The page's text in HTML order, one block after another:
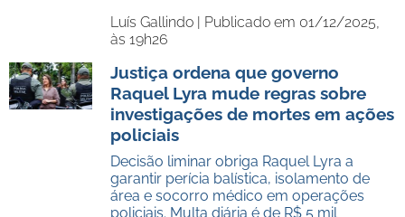
Luís Gallindo | Publicado em 01/12/2025,
às 19h26
Justiça ordena que governo
Raquel Lyra mude regras sobre
investigações de mortes em ações
policiais
Decisão liminar obriga Raquel Lyra a
garantir perícia balística, isolamento de
área e socorro médico em operações
policiais. Multa diária é de R$ 5 mil